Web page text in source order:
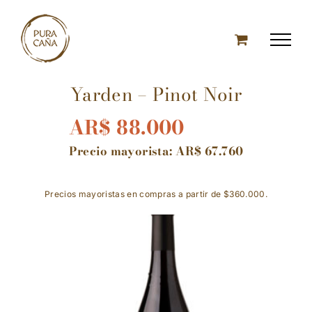
content
Yarden – Pinot Noir
AR$ 88.000
Precio mayorista:AR$67.760
Precios mayoristas en compras a partir de $360.000.